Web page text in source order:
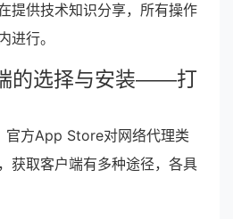
提供技术知识分享，所有操作
进行。
的选择与安装——打
官方App Store对网络代理类
获取客户端有多种途径，各具